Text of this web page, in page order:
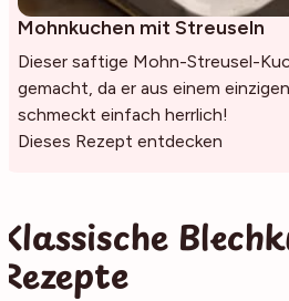
Mohnkuchen mit Streuseln
Dieser saftige Mohn-Streusel-
gemacht, da er aus einem
schmeckt einfach herrlich!
Dieses Rezept entdecken
Klassische
Rezepte